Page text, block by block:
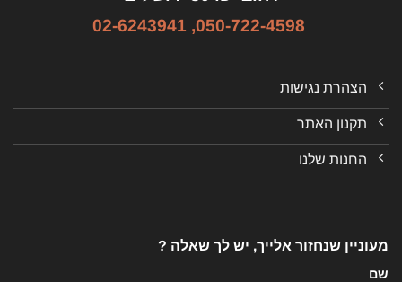
050-722-4598
,
02-6243941
הצהרת נגישות
תקנון האתר
החנות שלנו
מעוניין שנחזור אלייך, יש לך שאלה ?
שם